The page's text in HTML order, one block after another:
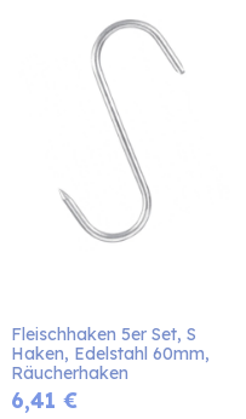
Fleischhaken 5er Set, S
Haken, Edelstahl 60mm,
Räucherhaken
6,41 €